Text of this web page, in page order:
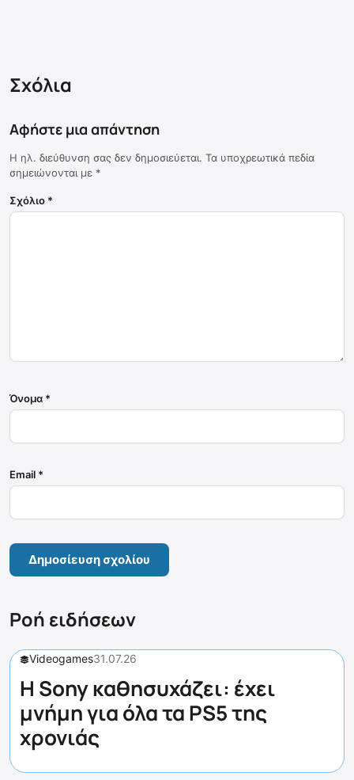
Σχόλια
Αφήστε μια απάντηση
Η ηλ. διεύθυνση σας δεν δημοσιεύεται. Τα υποχρεωτικά πεδία
σημειώνονται με *
Σχόλιο *
Όνομα *
Email *
Ροή ειδήσεων
Videogames31.07.26
Η Sony καθησυχάζει: έχει
μνήμη για όλα τα PS5 της
χρονιάς